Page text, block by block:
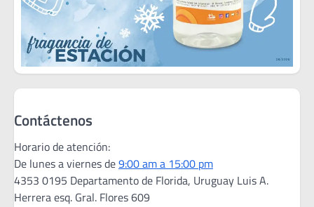
Contáctenos
Horario de atención:
De lunes a viernes de9:00 am a 15:00 pm
4353 0195 Departamento de Florida, Uruguay Luis A.
Herrera esq. Gral. Flores 609